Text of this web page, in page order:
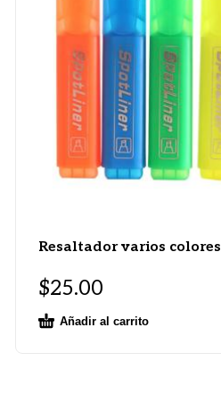
Resaltador varios colores
$25.00
Añadir al carrito